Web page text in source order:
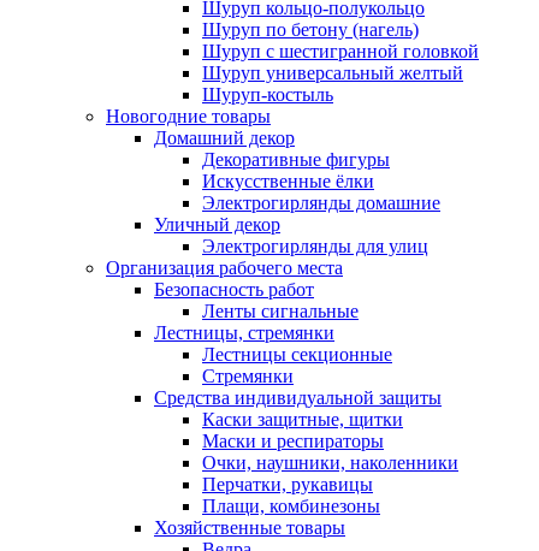
Шуруп кольцо-полукольцо
Шуруп по бетону (нагель)
Шуруп с шестигранной головкой
Шуруп универсальный желтый
Шуруп-костыль
Новогодние товары
Домашний декор
Декоративные фигуры
Искусственные ёлки
Электрогирлянды домашние
Уличный декор
Электрогирлянды для улиц
Организация рабочего места
Безопасность работ
Ленты сигнальные
Лестницы, стремянки
Лестницы секционные
Стремянки
Средства индивидуальной защиты
Каски защитные, щитки
Маски и респираторы
Очки, наушники, наколенники
Перчатки, рукавицы
Плащи, комбинезоны
Хозяйственные товары